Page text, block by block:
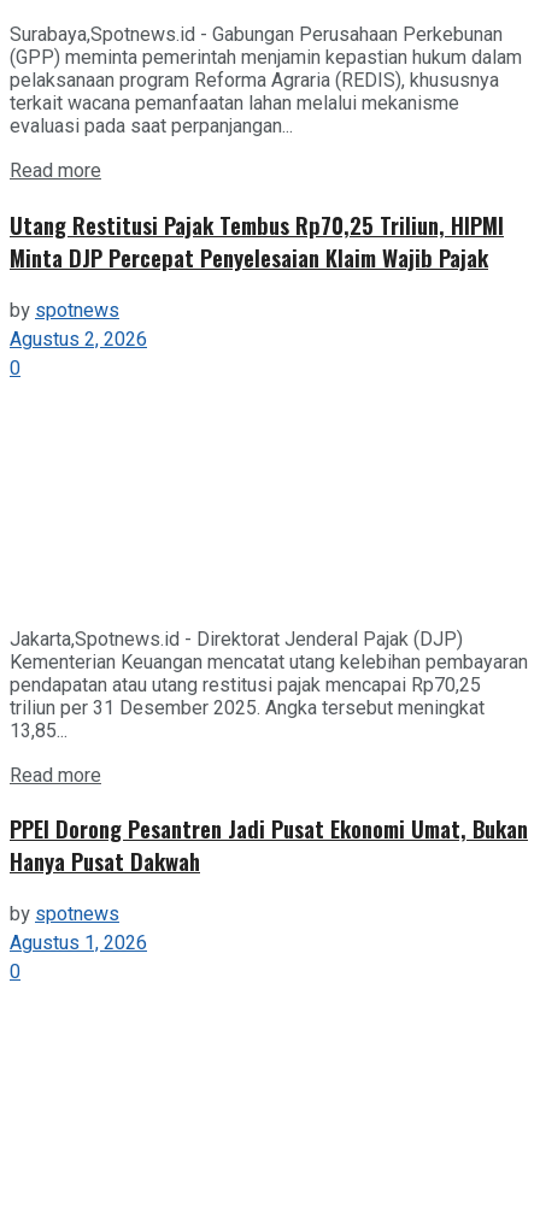
Surabaya,Spotnews.id - Gabungan Perusahaan Perkebunan
(GPP) meminta pemerintah menjamin kepastian hukum dalam
pelaksanaan program Reforma Agraria (REDIS), khususnya
terkait wacana pemanfaatan lahan melalui mekanisme
evaluasi pada saat perpanjangan...
Read more
Utang Restitusi Pajak Tembus Rp70,25 Triliun, HIPMI
Minta DJP Percepat Penyelesaian Klaim Wajib Pajak
by spotnews
Agustus 2, 2026
0
Jakarta,Spotnews.id - Direktorat Jenderal Pajak (DJP)
Kementerian Keuangan mencatat utang kelebihan pembayaran
pendapatan atau utang restitusi pajak mencapai Rp70,25
triliun per 31 Desember 2025. Angka tersebut meningkat
13,85...
Read more
PPEI Dorong Pesantren Jadi Pusat Ekonomi Umat, Bukan
Hanya Pusat Dakwah
byspotnews
Agustus 1, 2026
0